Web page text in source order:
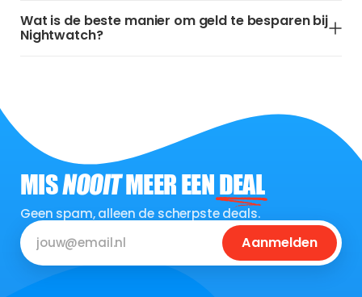
Wat is de beste manier om geld te besparen bij
Nightwatch?
MISNOOITMEER EENDEAL
Geen spam, alleen de scherpste deals.
Aanmelden